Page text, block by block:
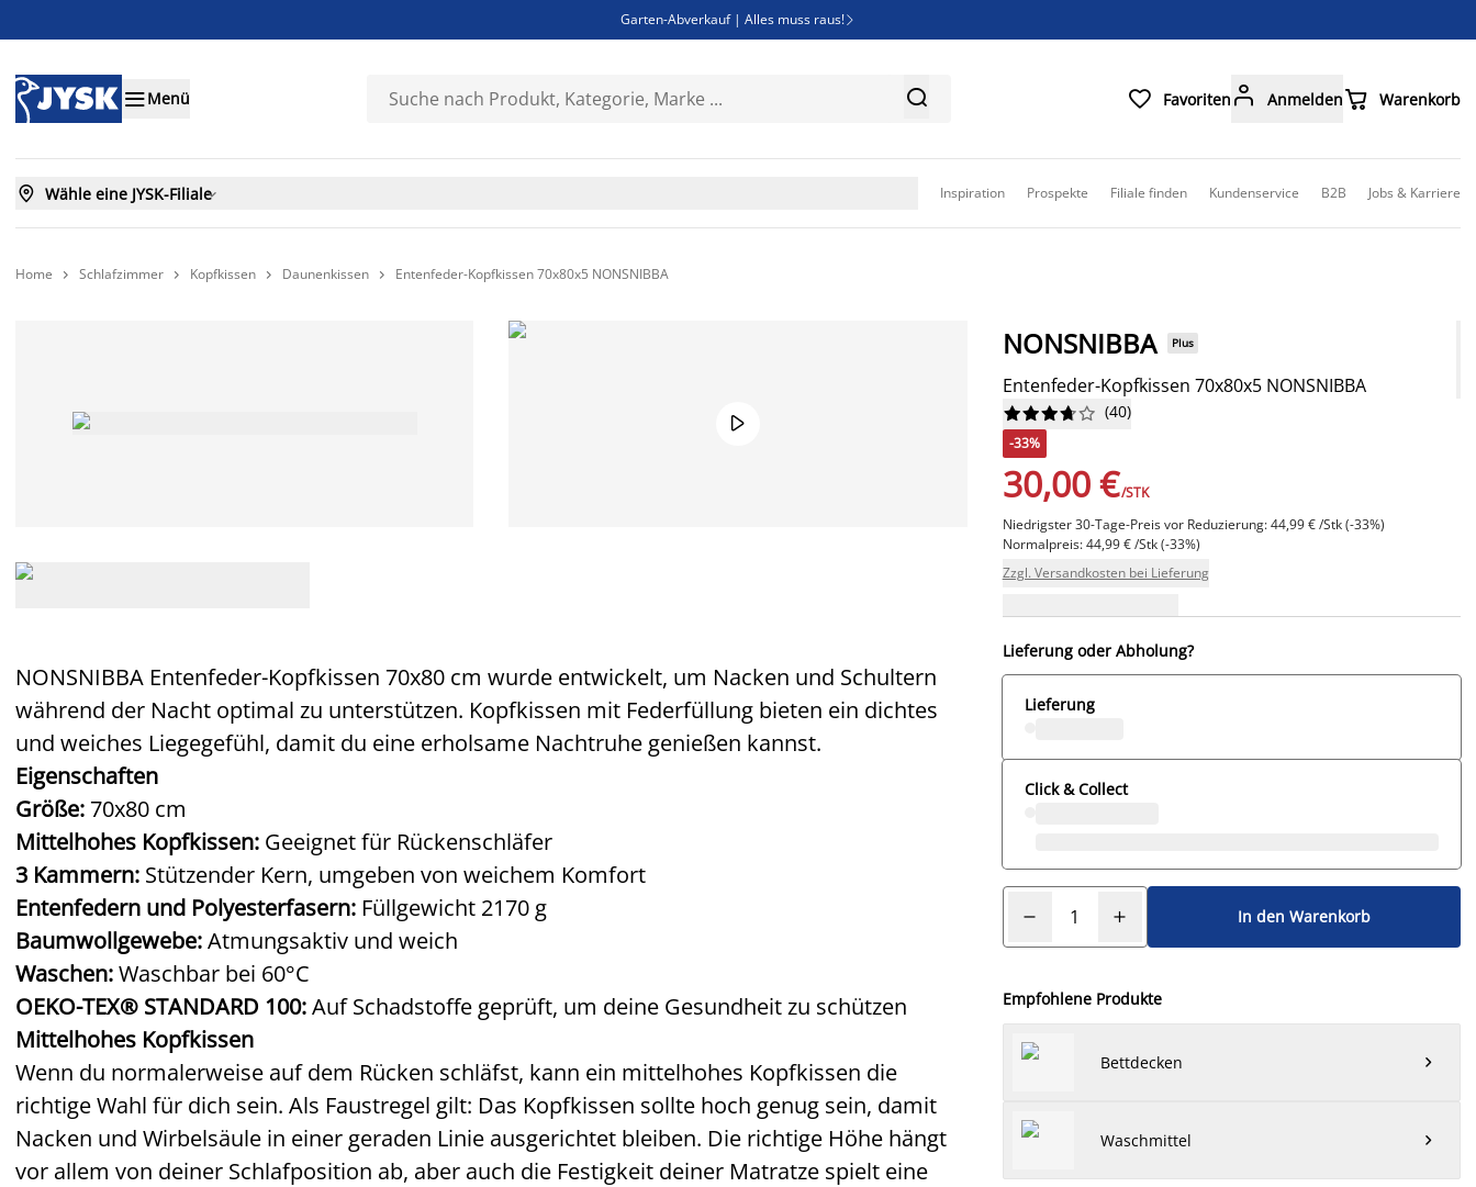
Garten-Abverkauf | Alles muss raus! 
Bist du Unternehmer? Entdecke JYSK-B2B
Menü   Favoriten  Anmelden Warenkorb
 Wähle eine JYSK-Filiale Inspiration Prospekte Filiale finden Kundenservice B2B Jobs & Karriere
Home  Schlafzimmer  Kopfkissen  Daunenkissen  Entenfeder-Kopfkissen 70x80x5 NONSNIBBA

NONSNIBBA Entenfeder-Kopfkissen 70x80 cm wurde entwickelt, um Nacken und Schultern
während der Nacht optimal zu unterstützen. Kopfkissen mit Federfüllung bieten ein dichtes
und weiches Liegegefühl, damit du eine erholsame Nachtruhe genießen kannst.
Eigenschaften
Größe:70x80 cm
Mittelhohes Kopfkissen: Geeignet für Rückenschläfer
3 Kammern: Stützender Kern, umgeben von weichem Komfort
Entenfedern und Polyesterfasern: Füllgewicht 2170 g
Baumwollgewebe:Atmungsaktiv und weich
Waschen:Waschbar bei 60°C
OEKO-TEX® STANDARD 100:Auf Schadstoffe geprüft, um deine Gesundheit zu schützen
Mittelhohes Kopfkissen
Wenn du normalerweise auf dem Rücken schläfst, kann ein mittelhohes Kopfkissen die
richtige Wahl für dich sein. Als Faustregel gilt: Das Kopfkissen sollte hoch genug sein, damit
Nacken und Wirbelsäule in einer geraden Linie ausgerichtet bleiben. Die richtige Höhe hängt
vor allem von deiner Schlafposition ab, aber auch die Festigkeit deiner Matratze spielt eine
NONSNIBBA Plus
Entenfeder-Kopfkissen 70x80x5 NONSNIBBA





 (40)
-33%
30,00 €/STK
Niedrigster 30-Tage-Preis vor Reduzierung: 44,99 € /Stk (-33%)
Normalpreis: 44,99 € /Stk (-33%)
Zzgl. Versandkosten bei Lieferung
Lieferung oder Abholung?
Lieferung
Click & Collect
In den Warenkorb
Empfohlene Produkte
Bettdecken 
Waschmittel 